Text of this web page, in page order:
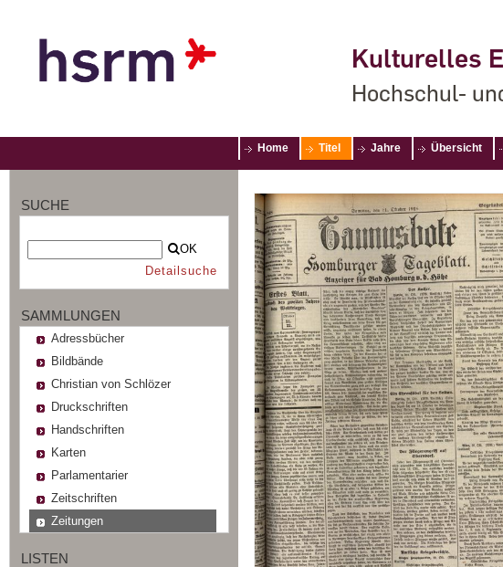
Kulturelles
Hochschul-
Home Titel Jahre Übersicht
SUCHE
OK
Detailsuche
SAMMLUNGEN
Adressbücher
Bildbände
Christian von Schlözer
Druckschriften
Handschriften
Karten
Parlamentarier
Zeitschriften
Zeitungen
LISTEN